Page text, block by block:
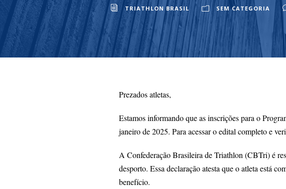
TRIATHLON BRASIL SEM CATEGORIA
Prezados atletas,
Estamos informando que as inscrições para o
janeiro de 2025. Para acessar o edital completo e
A Confederação Brasileira de Triathlon (CBTri) é
desporto. Essa declaração atesta que o atleta está
benefício.